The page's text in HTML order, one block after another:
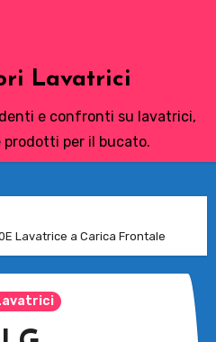
Lavatrici
e confronti su lavatrici,
prodotti per il bucato.
Lavatrice a Carica Frontale